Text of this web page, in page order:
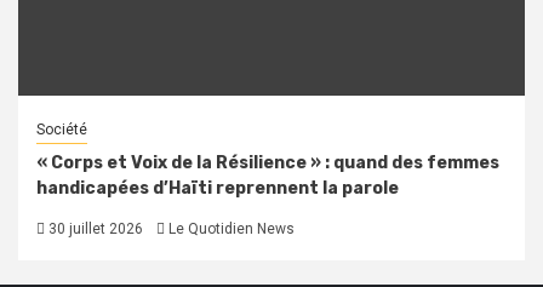
Société
« Corps et Voix de la Résilience » : quand des femmes
handicapées d’Haïti reprennent la parole
30 juillet 2026 Le Quotidien News